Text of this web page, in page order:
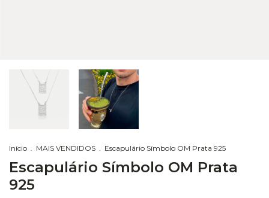
Início MAIS VENDIDOS Escapulário Símbolo OM Prata 925
Escapulário Símbolo OM Prata
925